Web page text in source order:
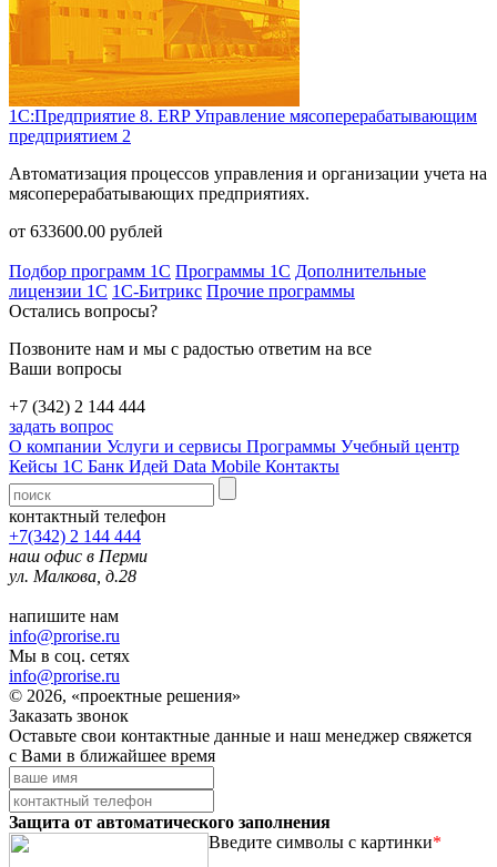
1С:Предприятие 8. ERP Управление мясоперерабатывающим
предприятием 2
Автоматизация процессов управления и организации учета на
мясоперерабатывающих предприятиях.
от 633600.00 рублей
Подбор программ 1С Программы 1С Дополнительные
лицензии 1С 1С-Битрикс Прочие программы
Остались вопросы?
Позвоните нам и мы с радостью ответим на все
Ваши вопросы
+7 (342) 2 144 444
задать вопрос
О компании Услуги и сервисы Программы Учебный центр
Кейсы 1С Банк Идей Data Mobile Контакты
контактный телефон
+7(342) 2 144 444
наш офис в Перми
ул. Малкова, д.28
напишите нам
info@prorise.ru
Мы в соц. сетях
info@prorise.ru
© 2026, «проектные решения»
Заказать звонок
Оставьте свои контактные данные и наш менеджер свяжется
с Вами в ближайшее время
Защита от автоматического заполнения
Введите символы с картинки*